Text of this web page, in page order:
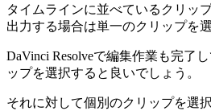
タイムラインに並べているクリッ
出力する場合は単一のクリップを
DaVinci Resolveで編集作業も完了
ップを選択すると良いでしょう。
それに対して個別のクリップを選